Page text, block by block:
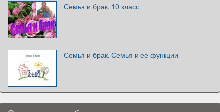
Семья и брак. 10 класс
Семья и брак. Семья и ее функции